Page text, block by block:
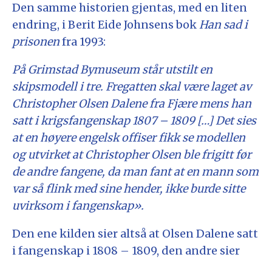
Den samme historien gjentas, med en liten
endring, i Berit Eide Johnsens bokHan sad i
prisonenfra 1993:
På Grimstad Bymuseum står utstilt en
skipsmodell i tre. Fregatten skal være laget av
Christopher Olsen Dalene fra Fjære mens han
satt i krigsfangenskap 1807 – 1809 […] Det sies
at en høyere engelsk offiser fikk se modellen
og utvirket at Christopher Olsen ble frigitt før
de andre fangene, da man fant at en mann som
var så flink med sine hender, ikke burde sitte
uvirksom i fangenskap».
Den ene kilden sier altså at Olsen Dalene satt
i fangenskap i 1808 – 1809, den andre sier